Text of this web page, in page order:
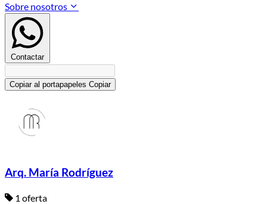
Sobre nosotros
Contactar
Copiar al portapapeles Copiar
Arq. María Rodríguez
1 oferta